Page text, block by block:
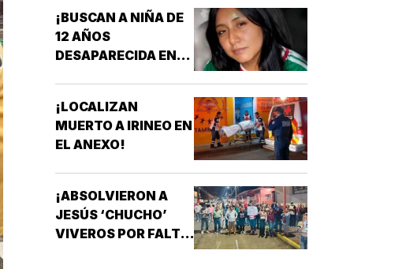
¡BUSCAN A NIÑA DE
12 AÑOS
DESAPARECIDA EN
¡LOCALIZAN
MUERTO A IRINEO EN
EL ANEXO!
¡ABSOLVIERON A
JESÚS ‘CHUCHO’
VIVEROS POR FALTA